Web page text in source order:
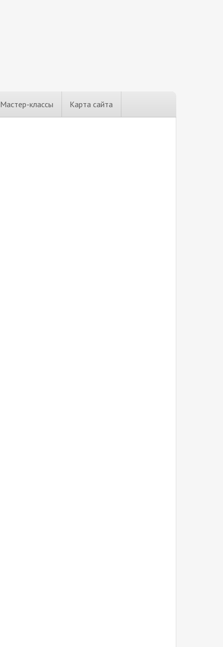
Мастер-классы Карта сайта